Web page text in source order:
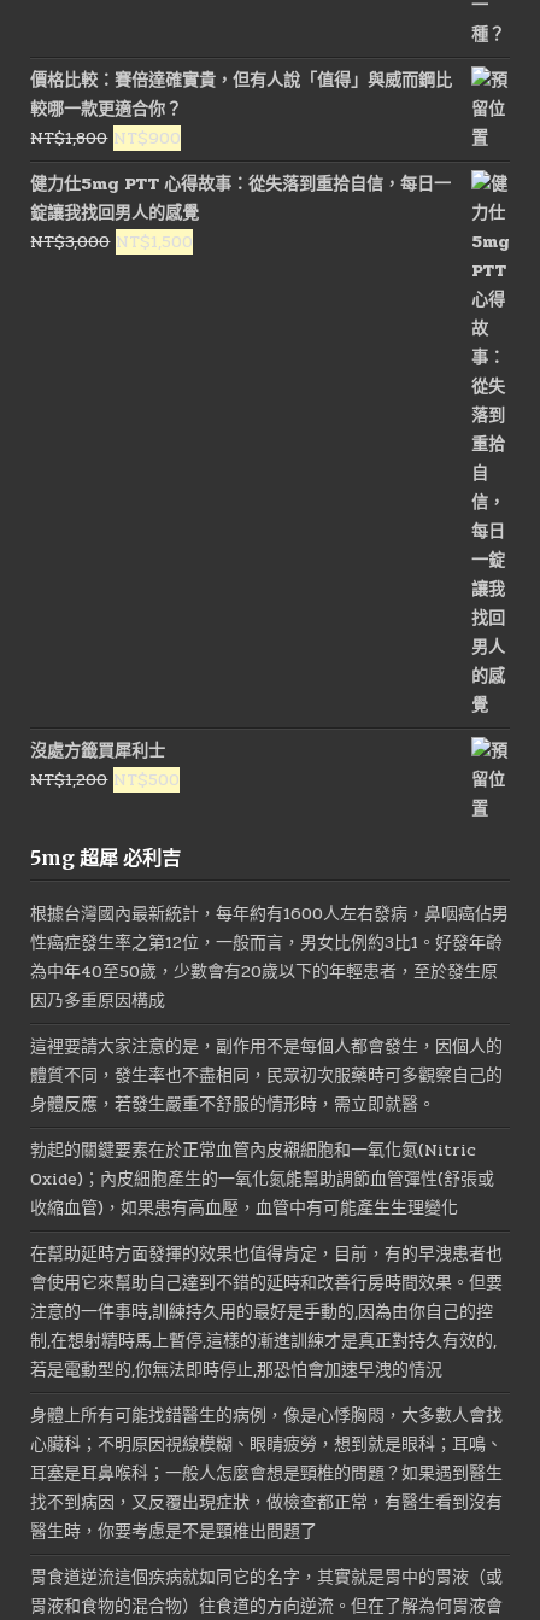
價格比較：賽倍達確實貴，但有人說「值得」與威而鋼比
較哪一款更適合你？
NT$1,800 原
始
價
格：
NT$1,800。
NT$900
前
價
格：
NT$900。
健力仕5mg PTT 心得故事：從失落到重拾自信，每日一
錠讓我找回男人的感覺
NT$3,000 原
NT$1,500
沒處方籤買犀利士
NT$1,200 原
格：
NT$500
格：
5mg 超犀 必利吉
根據台灣國內最新統計，每年約有1600人左右發病，鼻咽癌佔男
性癌症發生率之第12位，一般而言，男女比例約3比1。好發年齡
為中年40至50歲，少數會有20歲以下的年輕患者，至於發生原
因乃多重原因構成
這裡要請大家注意的是，副作用不是每個人都會發生，因個人的
體質不同，發生率也不盡相同，民眾初次服藥時可多觀察自己的
身體反應，若發生嚴重不舒服的情形時，需立即就醫。
勃起的關鍵要素在於正常血管內皮襯細胞和一氧化氮(Nitric
Oxide)；內皮細胞產生的一氧化氮能幫助調節血管彈性(舒張或
收縮血管)，如果患有高血壓，血管中有可能產生生理變化
在幫助延時方面發揮的效果也值得肯定，目前，有的早洩患者也
會使用它來幫助自己達到不錯的延時和改善行房時間效果。但要
注意的一件事時,訓練持久用的最好是手動的,因為由你自己的控
制,在想射精時馬上暫停,這樣的漸進訓練才是真正對持久有效的,
若是電動型的,你無法即時停止,那恐怕會加速早洩的情況
身體上所有可能找錯醫生的病例，像是心悸胸悶，大多數人會找
心臟科；不明原因視線模糊、眼睛疲勞，想到就是眼科；耳鳴、
耳塞是耳鼻喉科；一般人怎麼會想是頸椎的問題？如果遇到醫生
找不到病因，又反覆出現症狀，做檢查都正常，有醫生看到沒有
醫生時，你要考慮是不是頸椎出問題了
胃食道逆流這個疾病就如同它的名字，其實就是胃中的胃液（或
胃液和食物的混合物）往食道的方向逆流。但在了解為何胃液會